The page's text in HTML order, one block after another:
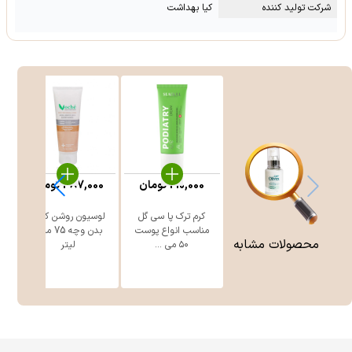
شرکت تولید کننده کیا بهداشت
محصولات مشابه
کرم ترک پا سی‌ گل
مناسب انواع پوست
۵۰ می ...
210,000تومان
لوسیون روشن کننده
بدن وچه 75 میلی
لیتر
387,000تومان